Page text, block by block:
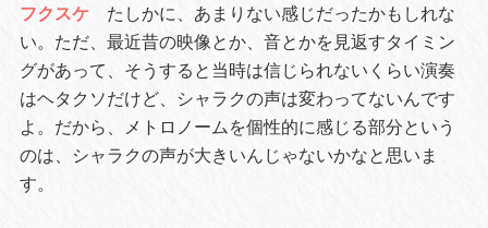
フクスケ
たしかに、あまりない感じだったかもしれな
い。ただ、最近昔の映像とか、音とかを見返すタイミン
グがあって、そうすると当時は信じられないくらい演奏
はヘタクソだけど、シャラクの声は変わってないんです
よ。だから、メトロノームを個性的に感じる部分という
のは、シャラクの声が大きいんじゃないかなと思いま
す。